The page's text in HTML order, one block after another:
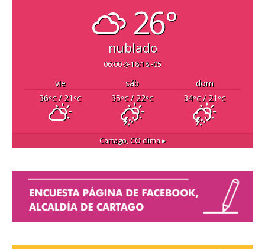
26°
nublado
06:00 18:18 -05
vie sáb
dom
36°C/ 21 °C 35°C/ 22°C 34°C/ 21 °C
Cartago, COclima ▸